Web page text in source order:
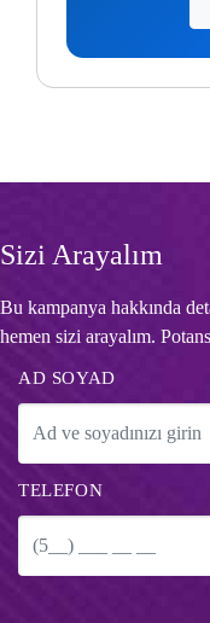
Sizi Arayalım
Bu kampanya hakkında
hemen sizi arayalım.
AD SOYAD
TELEFON